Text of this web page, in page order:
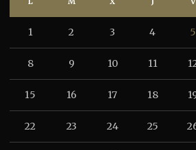
1 2 3 4 5
8 9 10 11
15 16 17 18
22 23 24 25